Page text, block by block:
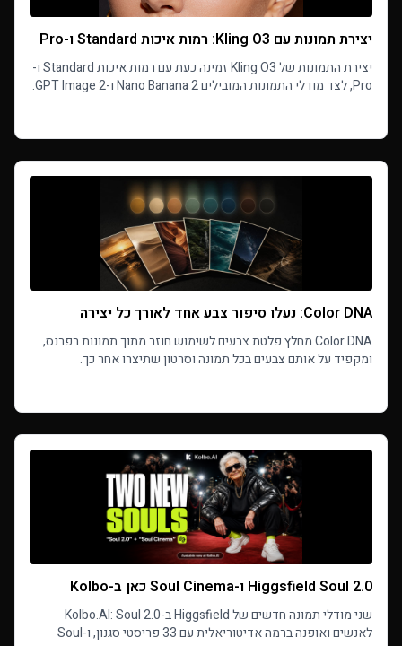
יצירת תמונות עם Kling O3: רמות איכות Standard ו-Pro
יצירת התמונות של Kling O3 זמינה כעת עם רמות איכות Standard ו-
Pro, לצד מודלי התמונות המובילים Nano Banana 2 ו-GPT Image 2.
Color DNA: נעלו סיפור צבע אחד לאורך כל יצירה
Color DNA מחלץ פלטת צבעים לשימוש חוזר מתוך תמונות רפרנס,
ומקפיד על אותם צבעים בכל תמונה וסרטון שתיצרו אחר כך.
Higgsfield Soul 2.0 ו-Soul Cinema כאן ב-Kolbo
שני מודלי תמונה חדשים של Higgsfield ב-Kolbo.AI: Soul 2.0
לאנשים ואופנה ברמה אדיטוריאלית עם 33 פריסטי סגנון, ו-Soul